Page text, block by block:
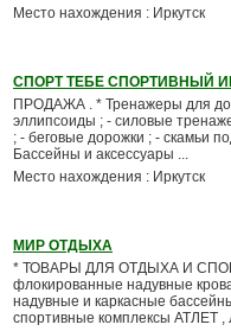
Место нахождения : Иркутск
СПОРТ ТЕБЕ СПОРТИВНЫЙ
ПРОДАЖА . * Тренажеры для
эллипсоиды ; - силовые
; - беговые дорожки ; - скамьи
Бассейны и аксессуары ...
Место нахождения : Иркутск
МИР ОТДЫХА
* ТОВАРЫ ДЛЯ ОТДЫХА И
флокированные надувные
надувные и каркасные
спортивные комплексы